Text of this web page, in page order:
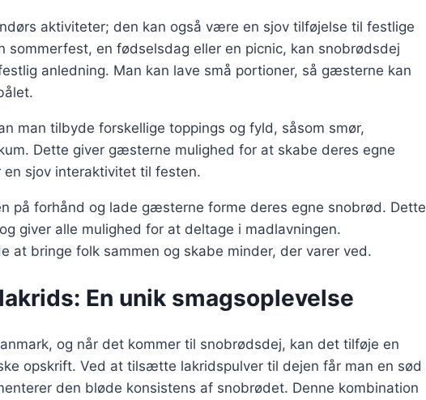
aktiviteter; den kan også være en sjov tilføjelse til festlige
sommerfest, en fødselsdag eller en picnic, kan snobrødsdej
anledning. Man kan lave små portioner, så gæsterne kan
man tilbyde forskellige toppings og fyld, såsom smør,
Dette giver gæsterne mulighed for at skabe deres egne
sjov interaktivitet til festen.
på forhånd og lade gæsterne forme deres egne snobrød. Dette
giver alle mulighed for at deltage i madlavningen.
at bringe folk sammen og skabe minder, der varer ved.
En unik smagsoplevelse
og når det kommer til snobrødsdej, kan det tilføje en
opskrift. Ved at tilsætte lakridspulver til dejen får man en sød
den bløde konsistens af snobrødet. Denne kombination